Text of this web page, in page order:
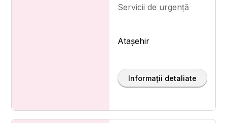
Servicii de urgență
Ataşehir
Informații detaliate